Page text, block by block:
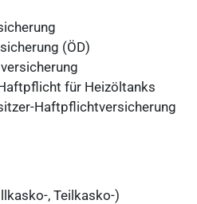
(ÖD)
für Heizöltanks
Haftpflichtversicherung
, Teilkasko-)